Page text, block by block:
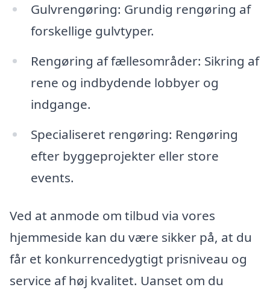
Gulvrengøring: Grundig rengøring af
forskellige gulvtyper.
Rengøring af fællesområder: Sikring af
rene og indbydende lobbyer og
indgange.
Specialiseret rengøring: Rengøring
efter byggeprojekter eller store
events.
Ved at anmode om tilbud via vores
hjemmeside kan du være sikker på, at du
får et konkurrencedygtigt prisniveau og
service af høj kvalitet. Uanset om du